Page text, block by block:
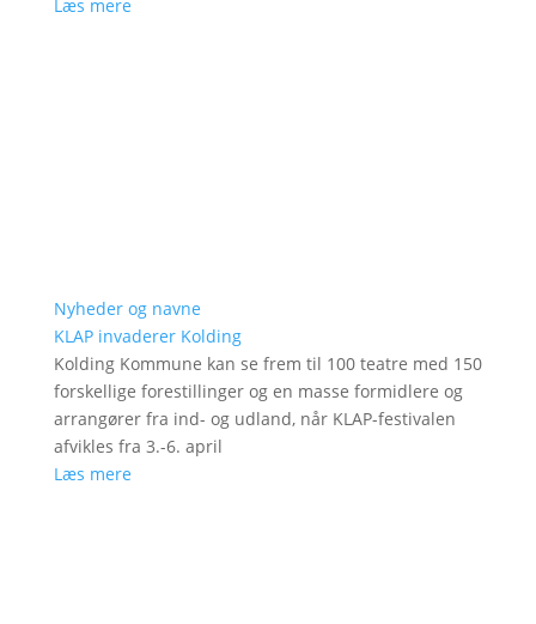
Læs mere
Nyheder og navne
KLAP invaderer Kolding
Kolding Kommune kan se frem til 100 teatre med 150
forskellige forestillinger og en masse formidlere og
arrangører fra ind- og udland, når KLAP-festivalen
afvikles fra 3.-6. april
Læs mere